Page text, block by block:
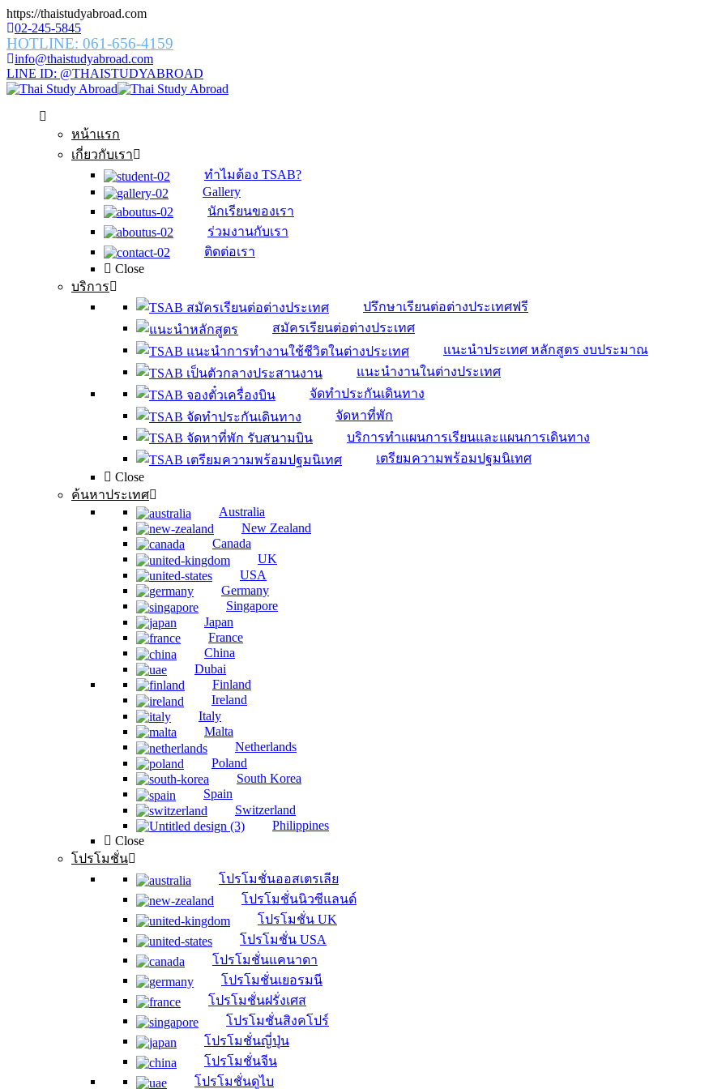
https://thaistudyabroad.com
02-245-5845
HOTLINE: 061-656-4159
info@thaistudyabroad.com
LINE ID: @THAISTUDYABROAD
หน้าแรก
เกี่ยวกับเรา
ทำไมต้อง TSAB?
Gallery
นักเรียนของเรา
ร่วมงานกับเรา
ติดต่อเรา
Close
บริการ
ปรึกษาเรียนต่อต่างประเทศฟรี
สมัครเรียนต่อต่างประเทศ
แนะนำประเทศ หลักสูตร งบประมาณ
แนะนำงานในต่างประเทศ
จัดทำประกันเดินทาง
จัดหาที่พัก
บริการทำแผนการเรียนและแผนการเดินทาง
เตรียมความพร้อมปฐมนิเทศ
Close
ค้นหาประเทศ
Australia
New Zealand
Canada
UK
USA
Germany
Singapore
Japan
France
China
Dubai
Finland
Ireland
Italy
Malta
Netherlands
Poland
South Korea
Spain
Switzerland
Philippines
Close
โปรโมชั่น
โปรโมชั่นออสเตรเลีย
โปรโมชั่นนิวซีแลนด์
โปรโมชั่น UK
โปรโมชั่น USA
โปรโมชั่นแคนาดา
โปรโมชั่นเยอรมนี
โปรโมชั่นฝรั่งเศส
โปรโมชั่นสิงคโปร์
โปรโมชั่นญี่ปุ่น
โปรโมชั่นจีน
โปรโมชั่นดูไบ